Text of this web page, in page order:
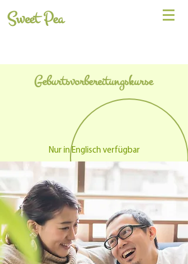
Sweet Pea
Geburtsvorbereitungskurse
Nur in Englisch verfügbar